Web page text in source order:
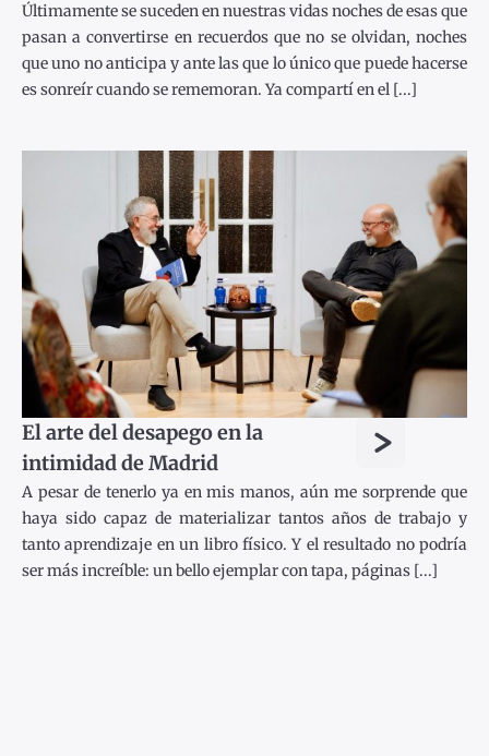
Últimamente se suceden en nuestras vidas noches de esas que
pasan a convertirse en recuerdos que no se olvidan, noches
que uno no anticipa y ante las que lo único que puede hacerse
es sonreír cuando se rememoran. Ya compartí en el [...]
El arte del desapego en la
intimidad de Madrid
>
A pesar de tenerlo ya en mis manos, aún me sorprende que
haya sido capaz de materializar tantos años de trabajo y
tanto aprendizaje en un libro físico. Y el resultado no podría
ser más increíble: un bello ejemplar con tapa, páginas [...]